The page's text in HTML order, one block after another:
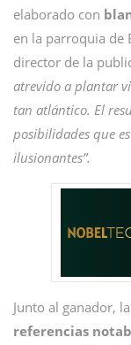
elaborado con
en la parroquia de
director de la
atrevido a plantar
tan atlántico. El
posibilidades que
ilusionantes”.
Junto al ganador,
referencias